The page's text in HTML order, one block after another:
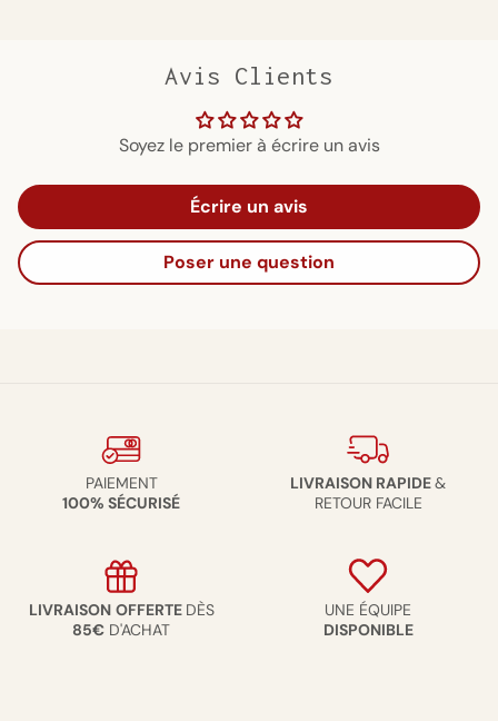
Avis Clients
Soyez le premier à écrire un avis
Écrire un avis
Poser une question
PAIEMENT
100% SÉCURISÉ
LIVRAISON RAPIDE&
RETOUR FACILE
LIVRAISON OFFERTE DÈS
85€ D'ACHAT
UNE ÉQUIPE
DISPONIBLE